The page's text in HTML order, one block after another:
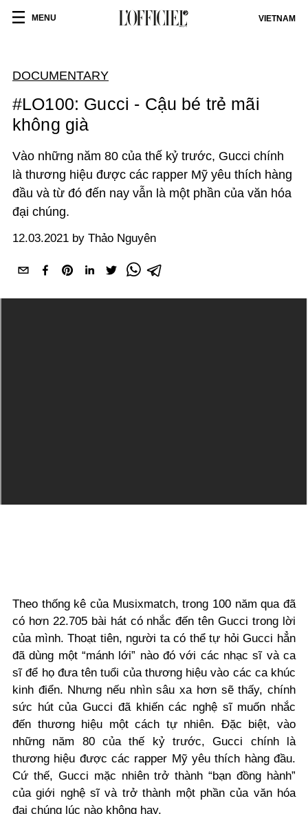
MENU VIETNAM
DOCUMENTARY
#LO100: Gucci - Cậu bé trẻ mãi
không già
Vào những năm 80 của thế kỷ trước, Gucci chính
là thương hiệu được các rapper Mỹ yêu thích hàng
đầu và từ đó đến nay vẫn là một phần của văn hóa
đại chúng.
12.03.2021 by Thảo Nguyên
Theo thống kê của Musixmatch, trong 100 năm qua đã
có hơn 22.705 bài hát có nhắc đến tên Gucci trong lời
của mình. Thoạt tiên, người ta có thể tự hỏi Gucci hẳn
đã dùng một “mánh lới” nào đó với các nhạc sĩ và ca
sĩ để họ đưa tên tuổi của thương hiệu vào các ca khúc
kinh điển. Nhưng nếu nhìn sâu xa hơn sẽ thấy, chính
sức hút của Gucci đã khiến các nghệ sĩ muốn nhắc
đến thương hiệu một cách tự nhiên. Đặc biệt, vào
những năm 80 của thế kỷ trước, Gucci chính là
thương hiệu được các rapper Mỹ yêu thích hàng đầu.
Cứ thế, Gucci mặc nhiên trở thành “bạn đồng hành”
của giới nghệ sĩ và trở thành một phần của văn hóa
đại chúng lúc nào không hay.